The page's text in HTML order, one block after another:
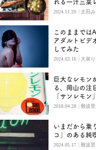
れる一汁三菜
2024.11.20 | 太田み
このままでは
アダルトビデ
してみた
2024.03.16 | 大泉
巨大なレモン
る、岡山の注
「サンレモン」
2018.04.28 | 難波
いまだから乗
コ」のある純
2024.05.17 | 難波